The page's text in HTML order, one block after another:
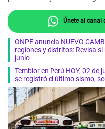
Únete al canal
ONPE anuncia NUEVO
regiones y distritos: Revisa
junio
Temblor en Perú HOY, 02 de
se registró el último sismo,